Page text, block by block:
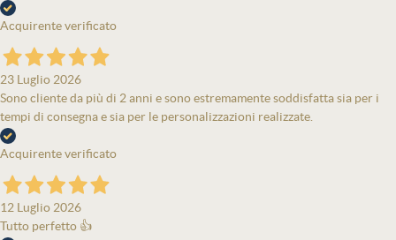
Acquirente verificato
23 Luglio 2026
Sono cliente da più di 2 anni e sono estremamente soddisfatta sia per i
tempi di consegna e sia per le personalizzazioni realizzate.
Acquirente verificato
12 Luglio 2026
Tutto perfetto 👍